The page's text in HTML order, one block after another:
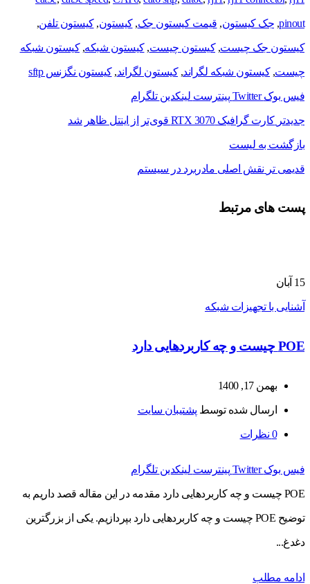
pinout
, جک کیستون, قیمت کیستون جک,کیستون,کیستون تلفن,
کیستون جک چیست,کیستون چیست,کیستون شبکه,کیستون شبکه
چیست,کیستون شبکه لگراند,کیستون لگراند,کیستون نگزنس sftp
فیس بوک Twitter پینترست لینکدین تلگرام
جدیدتر کارت گرافیک RTX 3070 قوی‌تر از اینتل ظاهر شد
بازگشت به لیست
قدیمی تر نقش اصلی مادربرد در سیستم
پست های مرتبط
15 آبان
آشنایی با تجهیزات شبکه
POE چیست و چه کاربردهایی دارد
بهمن 17, 1400
ارسال شده توسط پشتیبان سایت
0 نظرات
فیس بوک Twitter پینترست لینکدین تلگرام
POE چیست و چه کاربردهایی دارد مقدمه در این مقاله قصد داریم به
توضیح POE چیست و چه کاربردهایی دارد بپردازیم. یکی از بزرگترین
دغدغ...
ادامه مطلب